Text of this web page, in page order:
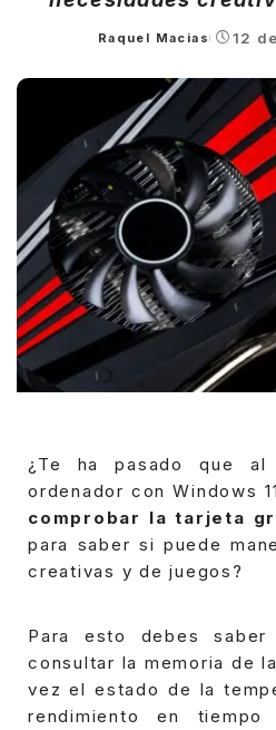
Posted
Raquel Macias 12
¿Te ha pasado que al
ordenador con Windows
comprobar la tarjeta
para saber si puede
creativas y de juegos?
Para esto debes saber
consultar la memoria de
vez el estado de la
rendimiento en